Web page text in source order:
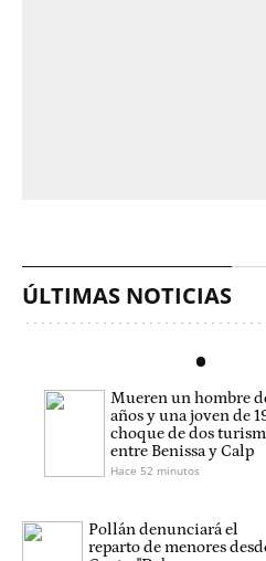
ÚLTIMAS NOTICIAS
Mueren un hombre
años y una joven de
choque de dos
entre Benissa y Calp
Hace 52 minutos
Pollán denunciará el
reparto de menores